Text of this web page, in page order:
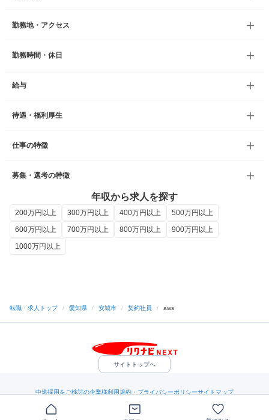
勤務地・アクセス
勤務時間・休日
給与
待遇・福利厚生
仕事の特徴
募集・選考の特徴
年収から求人を探す
200万円以上 300万円以上 400万円以上
500万円以上
600万円以上
700万円以上 800万円以上
900万円以上
1000万円以上
転職・求人トップ / 愛知県 / 安城市 / 契約社員 / aws
サイトトップへ
中途採用をご検討の企業様利用規約・プライバシーポリシーサイトマップ
（C）Indeed Inc.